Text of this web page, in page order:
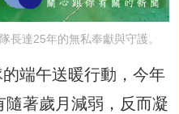
長達25年的無私奉獻與守護。
端午送暖行動，今年
著歲月減弱，反而凝